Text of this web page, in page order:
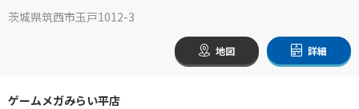
茨城県筑西市玉戸1012-3
地図 詳細
ゲームメガみらい平店